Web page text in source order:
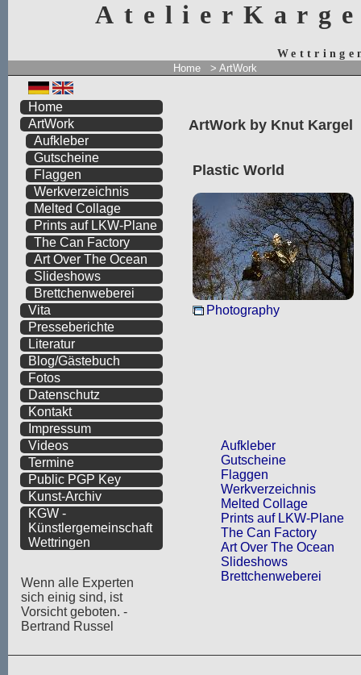
Home > ArtWork
ArtWork by Knut Kargel
Plastic World
Photography
Aufkleber
Gutscheine
Flaggen
Werkverzeichnis
Melted Collage
Prints auf LKW-Plane
The Can Factory
Art Over The Ocean
Slideshows
Brettchenweberei
Home
ArtWork
Aufkleber
Gutscheine
Flaggen
Werkverzeichnis
Melted Collage
Prints auf LKW-Plane
The Can Factory
Art Over The Ocean
Slideshows
Brettchenweberei
Vita
Presseberichte
Literatur
Blog/Gästebuch
Fotos
Datenschutz
Kontakt
Impressum
Videos
Termine
Public PGP Key
Kunst-Archiv
KGW -
Künstlergemeinschaft
Wettringen
Wenn alle Experten
sich einig sind, ist
Vorsicht geboten. -
Bertrand Russel